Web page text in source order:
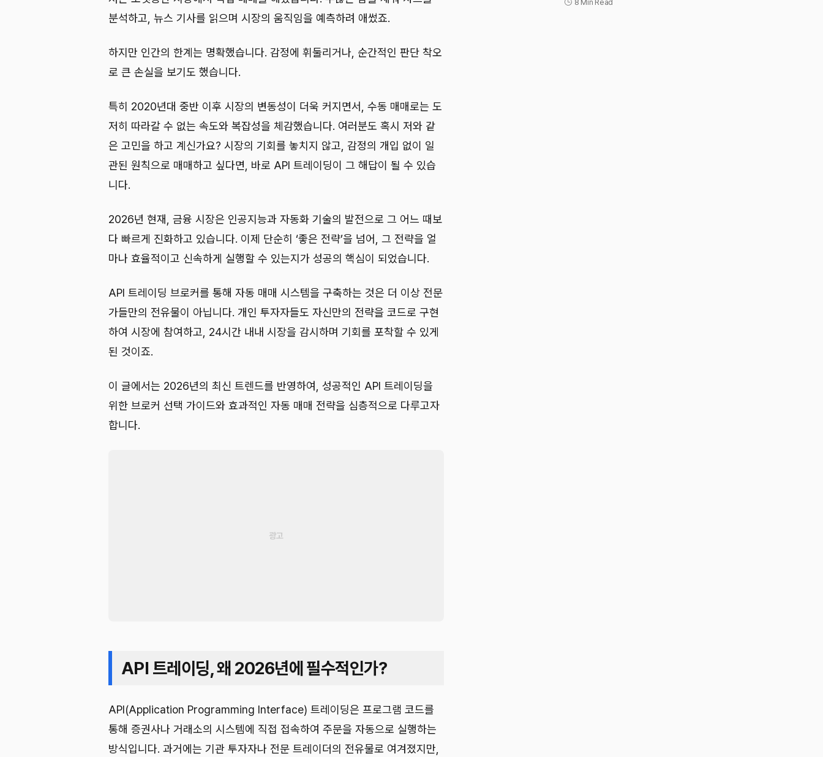
분석하고, 뉴스 기사를 읽으며 시장의 움직임을 예측하려 애썼죠.
하지만 인간의 한계는 명확했습니다. 감정에 휘둘리거나, 순간적인 판단 착오
로 큰 손실을 보기도 했습니다.
특히 2020년대 중반 이후 시장의 변동성이 더욱 커지면서, 수동 매매로는 도
저히 따라갈 수 없는 속도와 복잡성을 체감했습니다. 여러분도 혹시 저와 같
은 고민을 하고 계신가요? 시장의 기회를 놓치지 않고, 감정의 개입 없이 일
관된 원칙으로 매매하고 싶다면, 바로 API 트레이딩이 그 해답이 될 수 있습
니다.
2026년 현재, 금융 시장은 인공지능과 자동화 기술의 발전으로 그 어느 때보
다 빠르게 진화하고 있습니다. 이제 단순히 ‘좋은 전략’을 넘어, 그 전략을 얼
마나 효율적이고 신속하게 실행할 수 있는지가 성공의 핵심이 되었습니다.
API 트레이딩 브로커를 통해 자동 매매 시스템을 구축하는 것은 더 이상 전문
가들만의 전유물이 아닙니다. 개인 투자자들도 자신만의 전략을 코드로 구현
하여 시장에 참여하고, 24시간 내내 시장을 감시하며 기회를 포착할 수 있게
된 것이죠.
이 글에서는 2026년의 최신 트렌드를 반영하여, 성공적인 API 트레이딩을
위한 브로커 선택 가이드와 효과적인 자동 매매 전략을 심층적으로 다루고자
합니다.
API 트레이딩, 왜 2026년에 필수적인가?
API(Application Programming Interface) 트레이딩은 프로그램 코드를
통해 증권사나 거래소의 시스템에 직접 접속하여 주문을 자동으로 실행하는
방식입니다. 과거에는 기관 투자자나 전문 트레이더의 전유물로 여겨졌지만,
8 Min Read